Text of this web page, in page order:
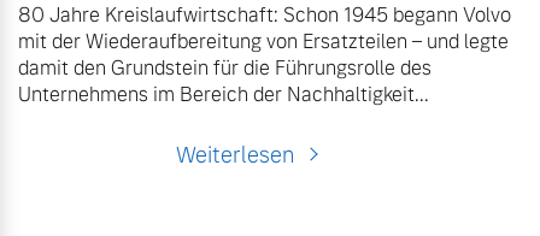
80 Jahre Kreislaufwirtschaft: Schon 1945 begann Volvo
mit der Wiederaufbereitung von Ersatzteilen – und legte
damit den Grundstein für die Führungsrolle des
Unternehmens im Bereich der Nachhaltigkeit...
Weiterlesen